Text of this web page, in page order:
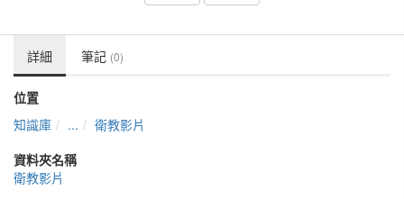
詳細 筆記 (0)
位置
知識庫
...
衛教影片
資料夾名稱
衛教影片